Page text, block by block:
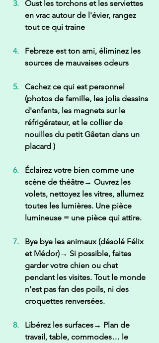
Oust les torchons et les serviettes
en vrac autour de l'évier, rangez
tout ce qui traine
Febreze est ton ami, éliminez les
sources de mauvaises odeurs
Cachez ce qui est personnel
(photos de famille, les jolis dessins
d'enfants, les magnets sur le
réfrigérateur, et le collier de
nouilles du petit Gâetan dans un
placard )
Éclairez votre bien comme une
scène de théâtre→ Ouvrez les
volets, nettoyez les vitres, allumez
toutes les lumières. Une pièce
lumineuse = une pièce qui attire.
Bye bye les animaux (désolé Félix
et Médor)→ Si possible, faites
garder votre chien ou chat
pendant les visites. Tout le monde
n’est pas fan des poils, ni des
croquettes renversées.
Libérez les surfaces→ Plan de
travail, table, commodes… le